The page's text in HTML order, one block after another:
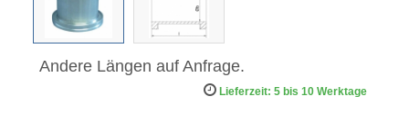
Andere Längen auf Anfrage.
Lieferzeit: 5 bis 10 Werktage